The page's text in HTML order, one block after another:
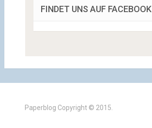
FINDET UNS AUF FACEBOOK
Paperblog Copyright © 2015.